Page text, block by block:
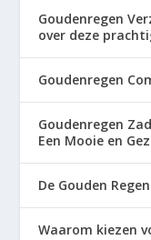
Goudenregen
over deze
Goudenregen
Goudenregen
Een Mooie en
De Gouden
Waarom kiezen